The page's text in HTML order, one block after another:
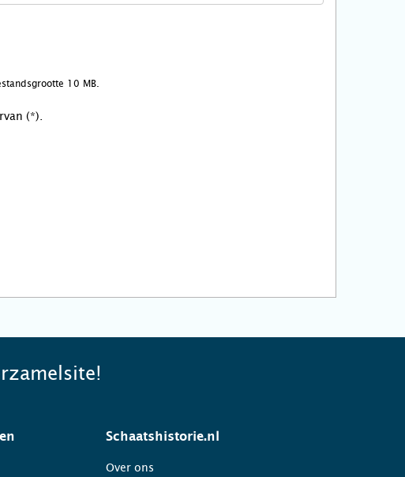
10 MB.
(*).
Schaatshistorie.nl
Over ons